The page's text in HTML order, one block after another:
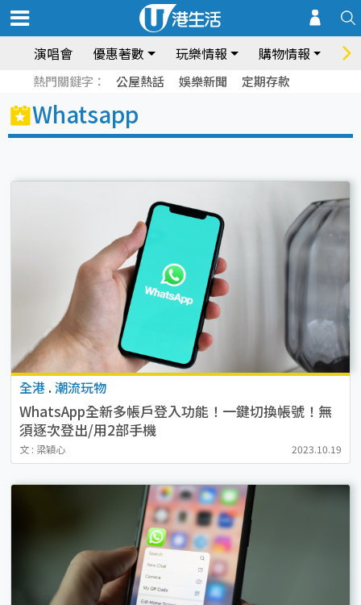
演唱會 優惠著數 玩樂情報 購物情報 飲
熱門關鍵字： 公屋熱話 娛樂新聞 定期存款
Whatsapp
全港 . 潮流玩物
WhatsApp全新多帳戶登入功能！一鍵切換帳號！無
須逐次登出/用2部手機
文 : 梁穎心 2023.10.19